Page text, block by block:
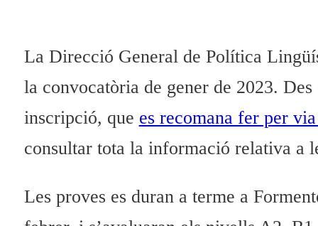
La Direcció General de Política
la convocatòria de gener de 2023.
inscripció, que es recomana fer per
consultar tota la informació relativa a
Les proves es duran a terme a